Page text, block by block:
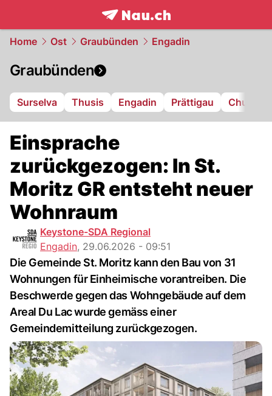
frontpage.NAU.ch
Home Ost Graubünden Engadin
Graubünden
Surselva Thusis Engadin Prättigau Chur
Einsprache
zurückgezogen: In St.
Moritz GR entsteht neuer
Wohnraum
Keystone-SDA Regional
Engadin, 29.06.2026 - 09:51
Die Gemeinde St. Moritz kann den Bau von 31
Wohnungen für Einheimische vorantreiben. Die
Beschwerde gegen das Wohngebäude auf dem
Areal Du Lac wurde gemäss einer
Gemeindemitteilung zurückgezogen.